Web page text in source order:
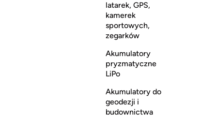
latarek, GPS,
kamerek
sportowych,
zegarków
Akumulatory
pryzmatyczne
LiPo
Akumulatory do
geodezji i
budownictwa